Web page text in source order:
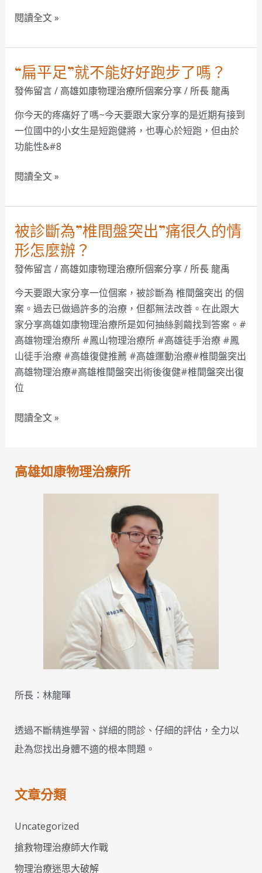
直
跳
怎
麼
辦？
雄
理
療
忙
您
閱讀全文 »
“扁平足”就不能好好跑步了嗎？
發佈留言/ 高雄如康物理治療所個案分享/ 所長 龍禹
你今天的疼痛好了嗎~今天要跟大家分享的是近期有接到
一位國中的小女生是短跑健將，也專心於短跑，但由於
功能性&#8
“扁
平
就
不
能
好
了
嗎？
閱讀全文 »
被診斷為”椎間盤突出”痛很久的情
形怎麼辦？
發佈留言/ 高雄如康物理治療所個案分享/ 所長 龍禹
今天要跟大家分享一位個案，被診斷為 椎間盤突出 的個
案。過去已做過許多的治療，但都無法改善。在此跟大
家分享高雄如康物理治療所是如何抽絲剝繭找到答案。#
高雄物理治療所 #鳳山物理治療所 #高雄徒手治療 #鳳
山徒手治療 #高雄復健推薦 #高雄運動治療#椎間盤突出
高雄物理治療#高雄椎間盤突出術後復健#椎間盤突出復
位
被
診
斷
為”
椎
間
盤
突
出”
痛
很
的
怎
麼
閱讀全文 »
高雄如康物理治療所
所長：林龍暉
透過不斷精進學習、詳細的問診、仔細的評估，全力以
赴為您找出身體不適的根本問題。
文章分類
Uncategorized
搶救物理治療師大作戰
物理治療迷思大破解